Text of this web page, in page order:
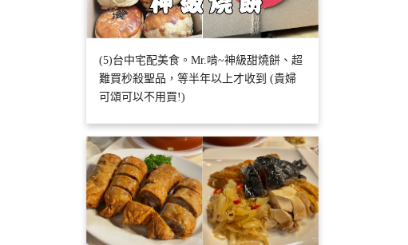
(5)台中宅配美食。Mr.啃~神級甜燒餅、超
難買秒殺聖品，等半年以上才收到 (貴婦
可頌可以不用買!)